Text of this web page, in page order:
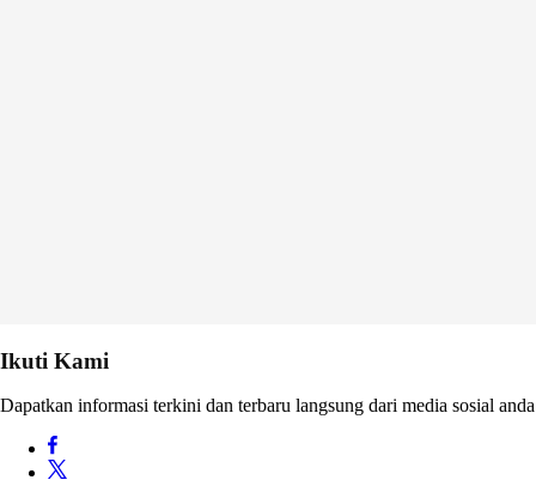
Ikuti Kami
Dapatkan informasi terkini dan terbaru langsung dari media sosial anda